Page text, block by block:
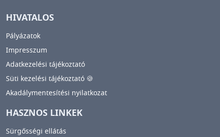
HIVATALOS
Pályázatok
Impresszum
Adatkezelési tájékoztató
Süti kezelési tájékoztató 🍪
Akadálymentesítési nyilatkozat
HASZNOS LINKEK
Sürgősségi ellátás